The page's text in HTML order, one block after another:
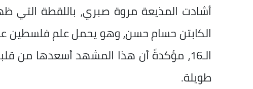
أشادت المذيعة مروة صبري، باللقطة التي
الكابتن حسام حسن، وهو يحمل علم فلسطين
الـ16، مؤكدةً أن هذا المشهد أسعدها
طويلة.